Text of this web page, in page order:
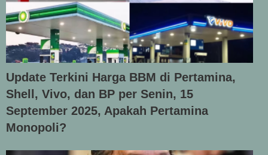
Update Terkini Harga BBM di Pertamina,
Shell, Vivo, dan BP per Senin, 15
September 2025, Apakah Pertamina
Monopoli?